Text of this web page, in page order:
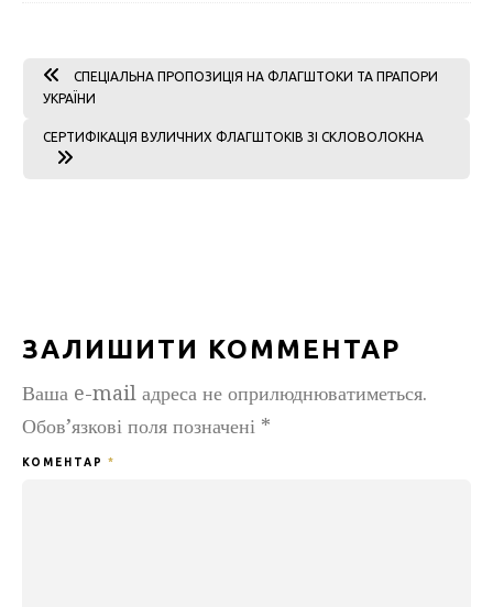
СПЕЦІАЛЬНА ПРОПОЗИЦІЯ НА ФЛАГШТОКИ ТА ПРАПОРИ
УКРАЇНИ
СЕРТИФІКАЦІЯ ВУЛИЧНИХ ФЛАГШТОКІВ ЗІ СКЛОВОЛОКНА
ЗАЛИШИТИ КОММЕНТАР
Ваша e-mail адреса не оприлюднюватиметься.
Обов’язкові поля позначені *
КОМЕНТАР *